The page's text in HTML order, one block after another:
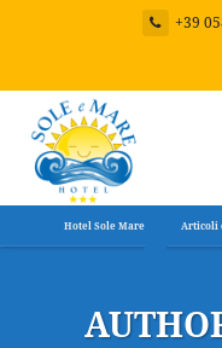
+39
Hotel Sole Mare Articoli